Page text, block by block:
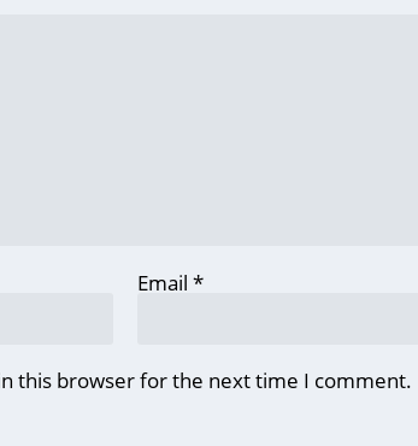
Email*
this browser for the next time I comment.